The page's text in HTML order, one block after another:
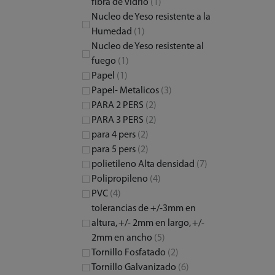
fibra de vidrio (1)
Nucleo de Yeso resistente a la
Humedad (1)
Nucleo de Yeso resistente al
fuego (1)
Papel (1)
Papel- Metalicos (3)
PARA 2 PERS (2)
PARA 3 PERS (2)
para 4 pers (2)
para 5 pers (2)
polietileno Alta densidad (7)
Polipropileno (4)
PVC (4)
tolerancias de +/-3mm en
altura, +/- 2mm en largo, +/-
2mm en ancho (5)
Tornillo Fosfatado (2)
Tornillo Galvanizado (6)